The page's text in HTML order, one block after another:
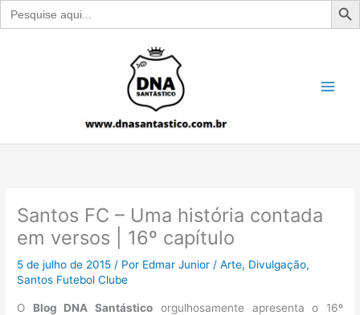
Search
for:
Santos FC – Uma história contada
em versos | 16º capítulo
5 de julho de 2015/ Por Edmar Junior/Arte, Divulgação,
Santos Futebol Clube
O Blog DNA Santástico orgulhosamente apresenta o 16º